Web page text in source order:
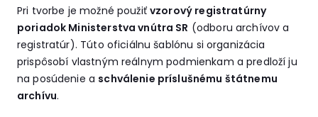
Pri tvorbe je možné použiťvzorový registratúrny
poriadok Ministerstva vnútra SR (odboru archívov a
registratúr). Túto oficiálnu šablónu si organizácia
prispôsobí vlastným reálnym podmienkam a predloží ju
na posúdenie a schválenie príslušnému štátnemu
archívu.